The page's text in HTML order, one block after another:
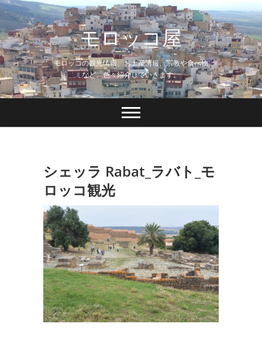
Skip
to
content
モロッコ屋
モロッコの観光情報、お土産情報、宗教や食べ物
など、色々紹介していきます。
シェッラ Rabat_ラバト_モ
ロッコ観光